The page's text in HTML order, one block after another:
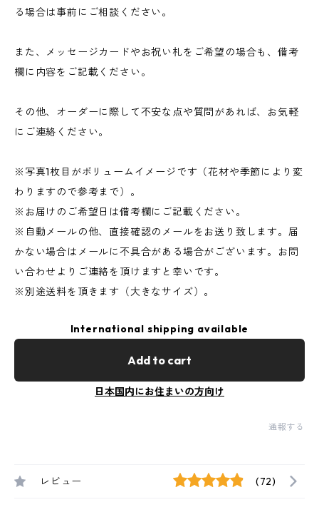
る場合は事前にご相談ください。
また、メッセージカードやお祝い札をご希望の場合も、備考
欄に内容をご記載ください。
その他、オーダーに際して不安な点や質問があれば、お気軽
にご連絡ください。
※写真1枚目がボリュームイメージです（花材や季節により変
わりますので参考まで）。
※お届けのご希望日は備考欄にご記載ください。
※自動メールの他、直接確認のメールをお送り致します。届
かない場合はメールに不具合がある場合がございます。お問
い合わせよりご連絡を頂けますと幸いです。
※別途送料を頂きます（大きなサイズ）。
International shipping available
Add to cart
日本国内にお住まいの方向け
通報する
レビュー (72)